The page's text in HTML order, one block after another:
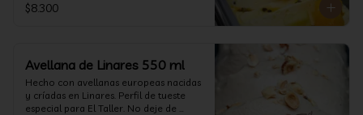
$8.300
Avellana de Linares 550 ml
Hecho con avellanas europeas nacidas
y críadas en Linares. Perfil de tueste
especial para El Taller. No deje de